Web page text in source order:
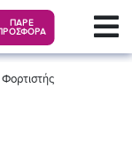
ΠΑΡΕ
Φορτιστής